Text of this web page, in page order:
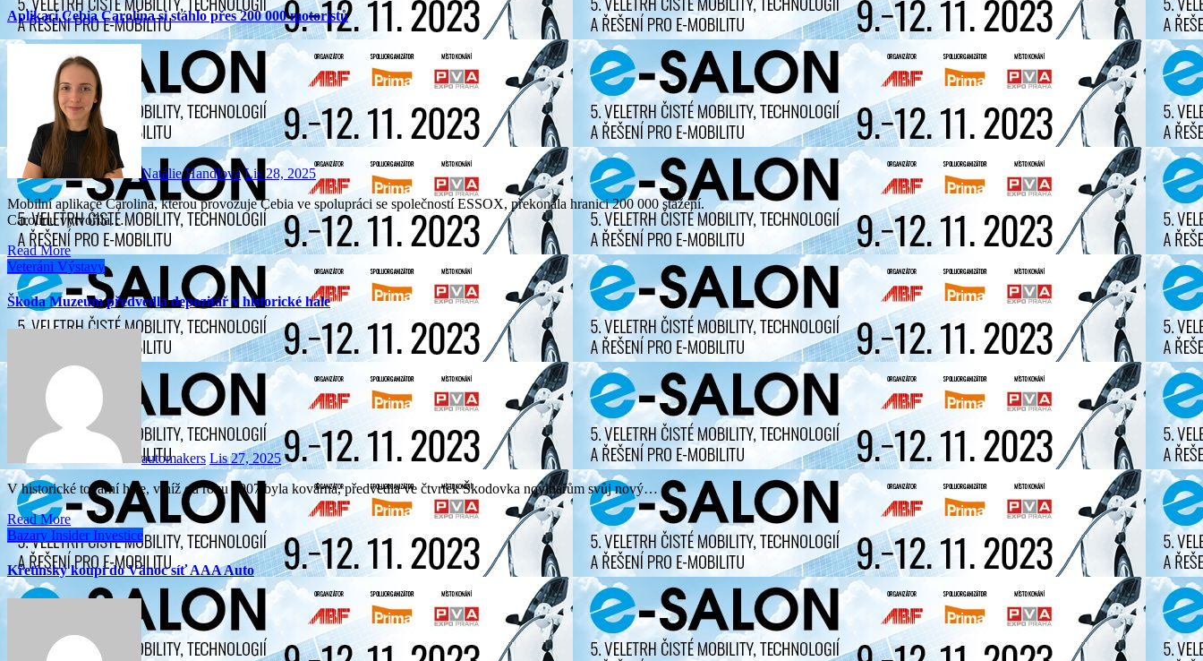
Aplikaci Cebia Carolina si stáhlo přes 200 000 motoristů
Natálie Handlová Lis 28, 2025
Mobilní aplikace Carolina, kterou provozuje Cebia ve spolupráci se společností ESSOX, překonala hranici 200 000 stažení.
Carolinu vytvořila…
Read More
Veteráni Výstavy
Škoda Muzeum předvedla depozitář v historické hale
automakers Lis 27, 2025
V historické tovární hale, v níž od roku 1907 byla kovárna, předvedla ve čtvrtek Škodovka novinářům svůj nový…
Read More
Bazary Insider Investice
Křetínský koupí do Vánoc síť AAA Auto